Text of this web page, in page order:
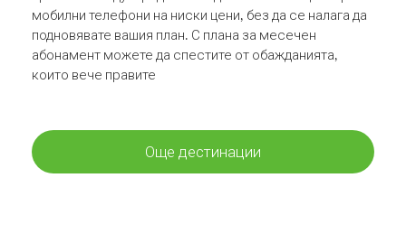
мобилни телефони на ниски цени, без да се налага да
подновявате вашия план. С плана за месечен
абонамент можете да спестите от обажданията,
които вече правите
Още дестинации